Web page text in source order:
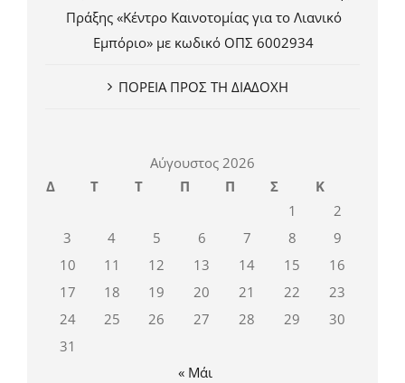
Πράξης «Κέντρο Καινοτομίας για το Λιανικό
Εμπόριο» με κωδικό ΟΠΣ 6002934
ΠΟΡΕΙΑ ΠΡΟΣ ΤΗ ΔΙΑΔΟΧΗ
Αύγουστος 2026
Δ
Τ Τ Π Π Σ
Κ
1
2
3
4 5 6 7 8
9
10
11 12 13 14 15
16
17
18 19 20 21 22
23
24
25 26 27 28 29
30
31
« Μάι